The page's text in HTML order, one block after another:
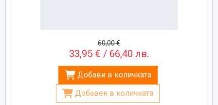
60,00 €
33,95 € / 66,40 лв.
Добави в количката
Добавен в количката